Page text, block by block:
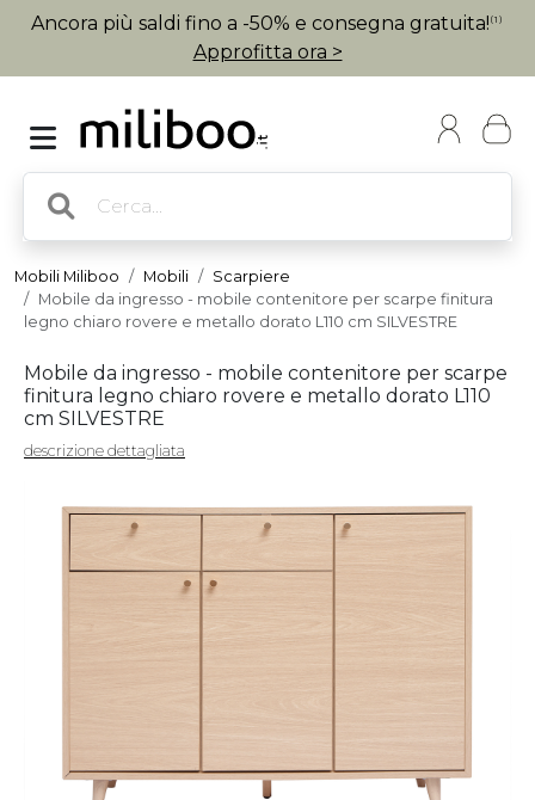
Ancora più saldi fino a -50% e consegna gratuita! (1)
Approfitta ora >
Mobili Miliboo Mobili
Scarpiere
Mobile da ingresso - mobile contenitore per scarpe finitura
legno chiaro rovere e metallo dorato L110 cm SILVESTRE
Mobile da ingresso - mobile contenitore per scarpe
finitura legno chiaro rovere e metallo dorato L110
cm SILVESTRE
descrizione dettagliata